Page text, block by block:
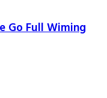
Go Full Wiming